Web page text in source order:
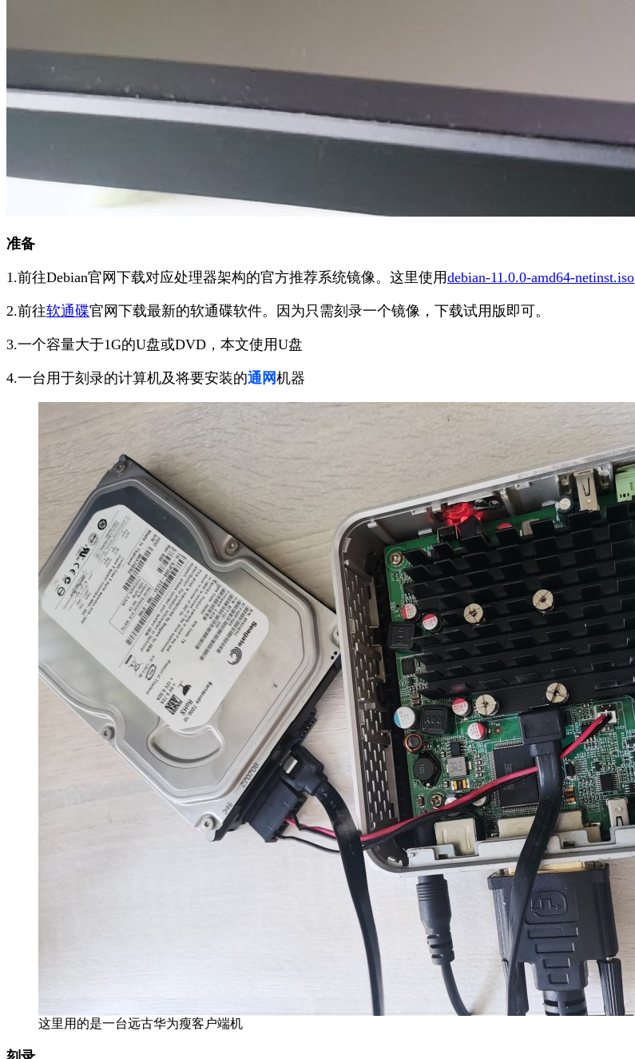
准备
1.前往Debian官网下载对应处理器架构的官方推荐系统镜像。这里使用debian-11.0.0-amd64-netinst.iso
2.前往软通碟官网下载最新的软通碟软件。因为只需刻录一个镜像，下载试用版即可。
3.一个容量大于1G的U盘或DVD，本文使用U盘
4.一台用于刻录的计算机及将要安装的通网机器
这里用的是一台远古华为瘦客户端机